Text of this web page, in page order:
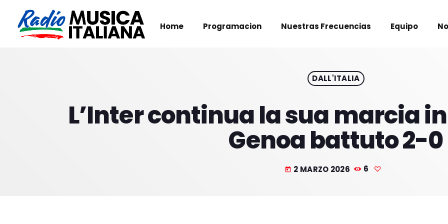
Home Programacion Nuestras Frecuencias Equipo
DALL'ITALIA
L’Inter continua la sua marcia
Genoa battuto 2-0
today 2 MARZO 2026 6